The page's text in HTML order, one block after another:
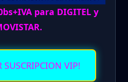
para DIGITEL y
SUSCRIPCION VIP!